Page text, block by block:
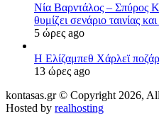
Νία Βαρντάλος – Σπύρος
θυμίζει σενάριο ταινίας
5 ώρες ago
Η Ελίζαμπεθ Χάρλεϊ
13 ώρες ago
kontasas.gr © Copyright 2026,
Hosted by realhosting